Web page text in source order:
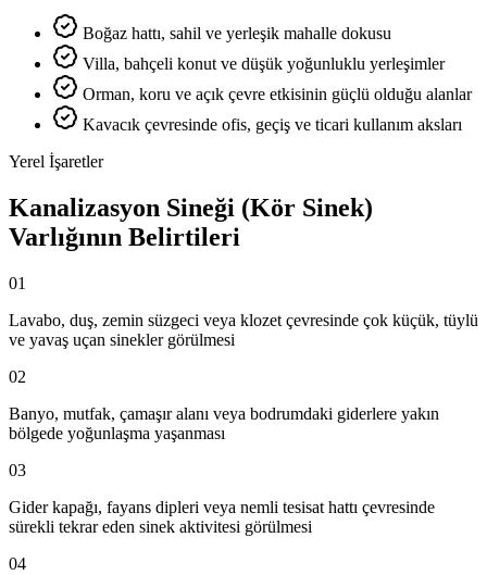
Boğaz hattı, sahil ve yerleşik mahalle dokusu
Villa, bahçeli konut ve düşük yoğunluklu yerleşimler
Orman, koru ve açık çevre etkisinin güçlü olduğu alanlar
Kavacık çevresinde ofis, geçiş ve ticari kullanım aksları
Yerel İşaretler
Kanalizasyon Sineği (Kör Sinek)
Varlığının Belirtileri
01
Lavabo, duş, zemin süzgeci veya klozet çevresinde çok küçük, tüylü
ve yavaş uçan sinekler görülmesi
02
Banyo, mutfak, çamaşır alanı veya bodrumdaki giderlere yakın
bölgede yoğunlaşma yaşanması
03
Gider kapağı, fayans dipleri veya nemli tesisat hattı çevresinde
sürekli tekrar eden sinek aktivitesi görülmesi
04